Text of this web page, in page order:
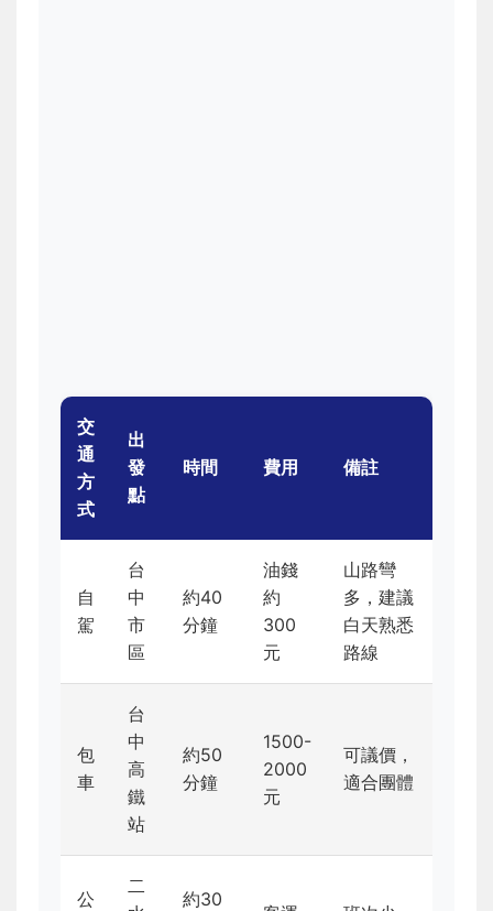
交
通
方
式
出
發
點
時間 費用 備註
自
駕
台
中
市
區
約40
分鐘
油錢
約
300
元
山路彎
多，建議
白天熟悉
路線
包
車
台
中
高
鐵
站
約50
分鐘
1500-
2000
元
可議價，
適合團體
公
二
約30